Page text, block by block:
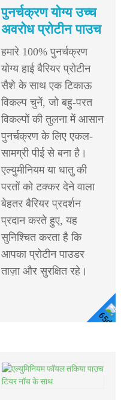
पुनर्चक्रण योग्य उच्च
अवरोध प्रोटीन पाउच
हमारे 100% पुनर्चक्रण
योग्य हाई बैरियर प्रोटीन
सैशे के साथ एक टिकाऊ
विकल्प चुनें, जो बहु-परत
विकल्पों की तुलना में आसान
पुनर्चक्रण के लिए एकल-
सामग्री पीई से बना है।
एल्युमीनियम या धातु की
परतों को टक्कर देने वाला
बेहतर बैरियर प्रदर्शन
प्रदान करते हुए, यह
सुनिश्चित करता है कि
आपका प्रोटीन पाउडर
ताज़ा और सुरक्षित रहे।